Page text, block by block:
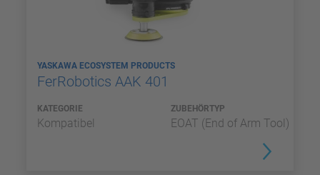
YASKAWA ECOSYSTEM PRODUCTS
FerRobotics AAK 401
KATEGORIE
Kompatibel
ZUBEHÖRTYP
EOAT (End of Arm Tool)